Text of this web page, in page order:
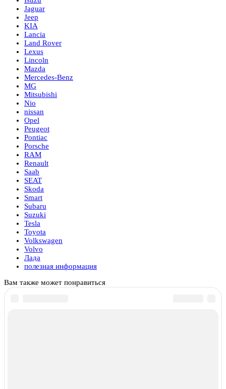
Jaguar
Jeep
KIA
Lancia
Land Rover
Lexus
Lincoln
Mazda
Mercedes-Benz
MG
Mitsubishi
Nio
nissan
Opel
Peugeot
Pontiac
Porsche
RAM
Renault
Saab
SEAT
Skoda
Smart
Subaru
Suzuki
Tesla
Toyota
Volkswagen
Volvo
Лада
полезная информация
Вам также может понравиться